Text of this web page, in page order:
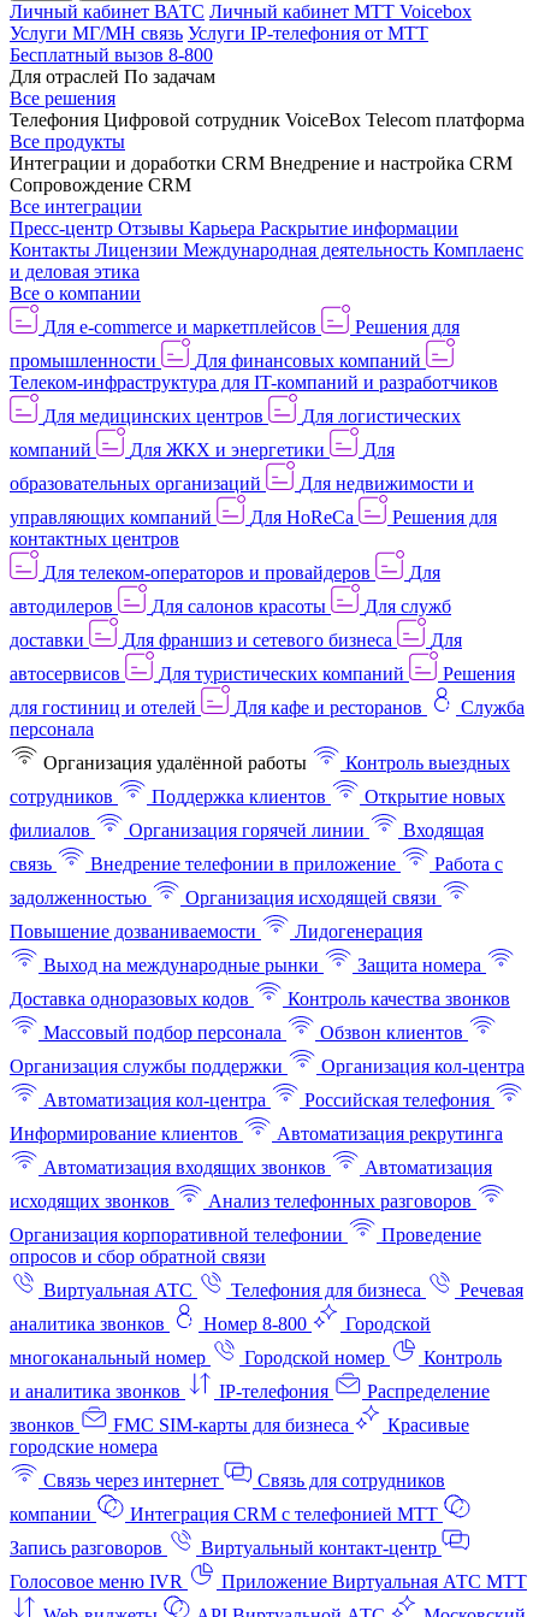
Личный кабинет ВАТС Личный кабинет МТТ Voicebox
Услуги МГ/МН связь Услуги IP-телефония от МТТ
Бесплатный вызов 8-800
Для отраслей По задачам
Все решения
Телефония Цифровой сотрудник VoiceBox Telecom платформа
Все продукты
Интеграции и доработки CRM Внедрение и настройка CRM
Сопровождение CRM
Все интеграции
Пресс-центр Отзывы Карьера Раскрытие информации
Контакты Лицензии Международная деятельность Комплаенс
и деловая этика
Все о компании
Для e-commerce и маркетплейсов
Решения для
промышленности
Для финансовых компаний
Телеком-инфраструктура для IT-компаний и разработчиков
Для медицинских центров
Для логистических
компаний
Для ЖКХ и энергетики
Для
образовательных организаций
Для недвижимости и
управляющих компаний
Для HoReCa
Решения для
контактных центров
Для телеком-операторов и провайдеров
Для
автодилеров
Для салонов красоты
Для служб
доставки
Для франшиз и сетевого бизнеса
Для
автосервисов
Для туристических компаний
Решения
для гостиниц и отелей
Для кафе и ресторанов
Служба
персонала
Организация удалённой работы
Контроль выездных
сотрудников
Поддержка клиентов
Открытие новых
филиалов
Организация горячей линии
Входящая
связь
Внедрение телефонии в приложение
Работа с
задолженностью
Организация исходящей связи
Повышение дозваниваемости
Лидогенерация
Выход на международные рынки
Защита номера
Доставка одноразовых кодов
Контроль качества звонков
Массовый подбор персонала
Обзвон клиентов
Организация службы поддержки
Организация кол-центра
Автоматизация кол-центра
Российская телефония
Информирование клиентов
Автоматизация рекрутинга
Автоматизация входящих звонков
Автоматизация
исходящих звонков
Анализ телефонных разговоров
Организация корпоративной телефонии
Проведение
опросов и сбор обратной связи
Виртуальная АТС
Телефония для бизнеса
Речевая
аналитика звонков
Номер 8-800
Городской
многоканальный номер
Городской номер
Контроль
и аналитика звонков
IP-телефония
Распределение
звонков
FMC SIM-карты для бизнеса
Красивые
городские номера
Связь через интернет
Связь для сотрудников
компании
Интеграция CRM с телефонией МТТ
Запись разговоров
Виртуальный контакт‑центр
Голосовое меню IVR
Приложение Виртуальная АТС МТТ